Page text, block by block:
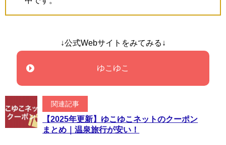
↓公式Webサイトをみてみる↓
ゆこゆこ
関連記事
【2025年更新】ゆこゆこネットのクーポン
まとめ｜温泉旅行が安い！